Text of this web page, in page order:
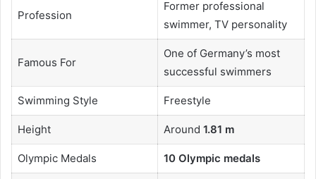
Profession
Former professional
swimmer, TV personality
Famous For
One of Germany’s most
successful swimmers
Swimming Style Freestyle
Height Around 1.81 m
Olympic Medals 10 Olympic medals